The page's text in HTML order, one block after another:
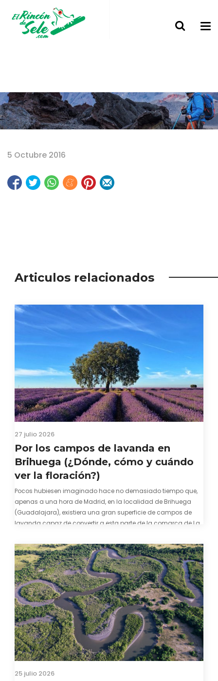
5 Octubre 2016
Articulos relacionados
27 julio 2026
Por los campos de lavanda en
Brihuega (¿Dónde, cómo y cuándo
ver la floración?)
Pocos hubiesen imaginado hace no demasiado tiempo que,
apenas a una hora de Madrid, en la localidad de Brihuega
(Guadalajara), existiera una gran superficie de campos de
lavanda capaz de convertir a esta parte de la comarca de La
25 julio 2026